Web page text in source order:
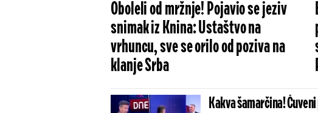
Oboleli od mržnje! Pojavio se jeziv
snimak iz Knina: Ustaštvo na
vrhuncu, sve se orilo od poziva na
klanje Srba
Kakva šamarčina!